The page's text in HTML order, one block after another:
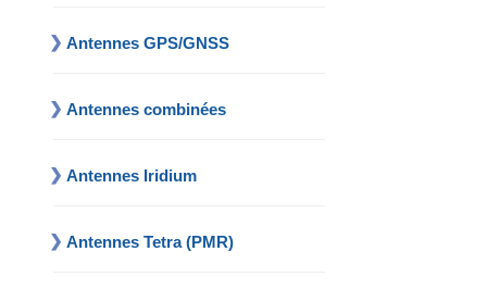
Antennes GPS/GNSS
Antennes combinées
Antennes Iridium
Antennes Tetra (PMR)